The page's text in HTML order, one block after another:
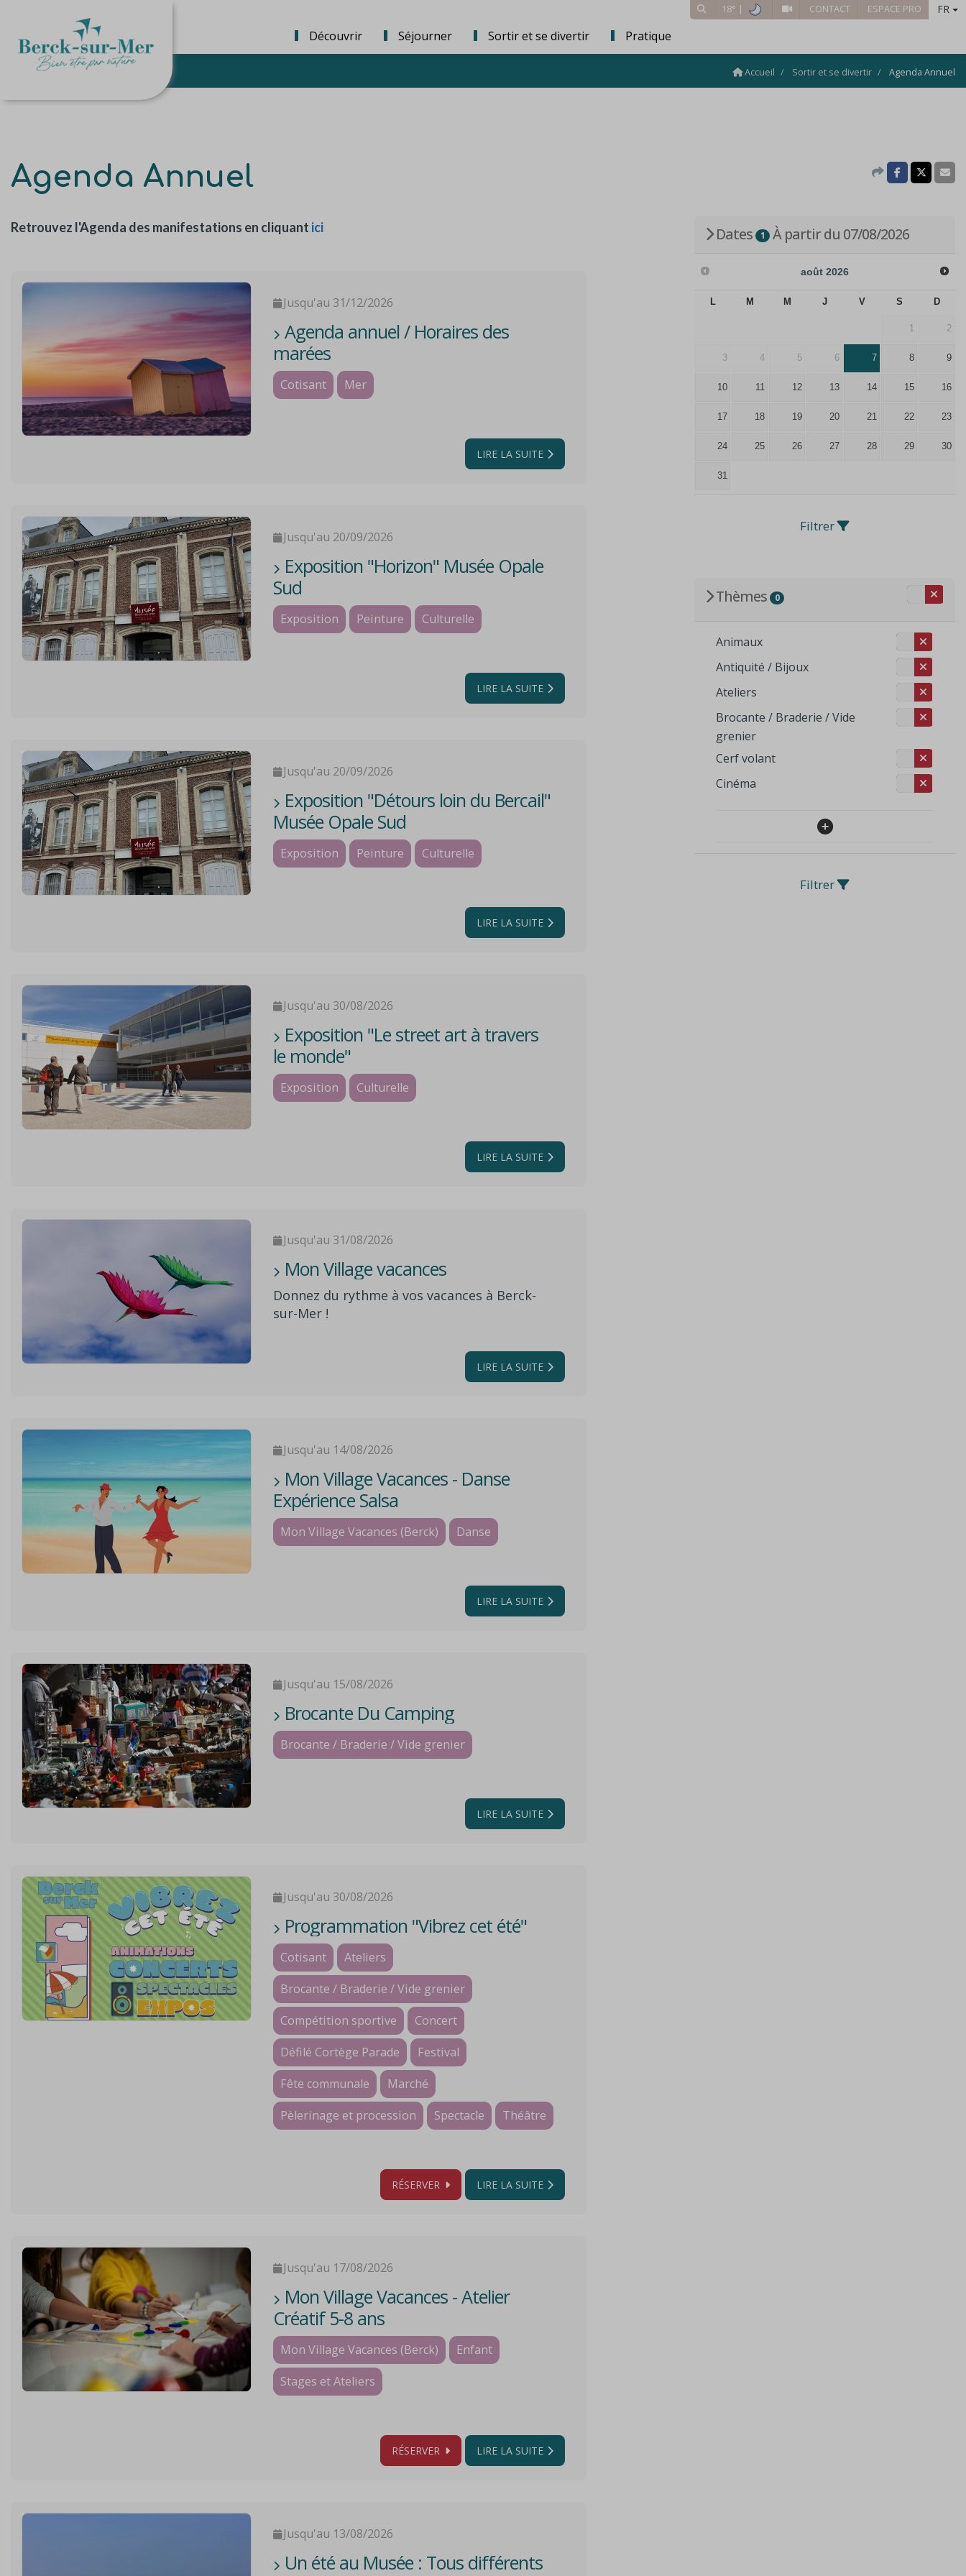
18° | CONTACT ESPACE PRO FR
Découvrir Séjourner Sortir et se divertir Pratique
Accueil Sortir et se divertir Agenda Annuel
Agenda Annuel
Retrouvez l'Agenda des manifestations en cliquant ici
Jusqu'au 31/12/2026
Agenda annuel / Horaires des
marées
Cotisant Mer
LIRE LA SUITE
Jusqu'au 20/09/2026
Exposition "Horizon" Musée Opale
Sud
Exposition Peinture Culturelle
LIRE LA SUITE
Jusqu'au 20/09/2026
Exposition "Détours loin du Bercail"
Musée Opale Sud
Exposition Peinture Culturelle
LIRE LA SUITE
Jusqu'au 30/08/2026
Exposition "Le street art à travers
le monde"
Exposition Culturelle
LIRE LA SUITE
Jusqu'au 31/08/2026
Mon Village vacances
Donnez du rythme à vos vacances à Berck-
sur-Mer !
variée de rendez-vous récréatifs, d'initiations
sportives et d'ateliers manuels adaptés à
toutes les générations pendant les vacances
LIRE LA SUITE
Jusqu'au 14/08/2026
Mon Village Vacances - Danse
Expérience Salsa
Mon Village Vacances (Berck) Danse
LIRE LA SUITE
Jusqu'au 15/08/2026
Brocante Du Camping
Brocante / Braderie / Vide grenier
LIRE LA SUITE
Jusqu'au 30/08/2026
Programmation "Vibrez cet été"
Cotisant
Ateliers
Brocante / Braderie / Vide grenier
Compétition sportive
Concert
Défilé Cortège Parade
Festival
Fête communale
Marché
Pèlerinage et procession
Spectacle Théâtre
RÉSERVER LIRE LA SUITE
Jusqu'au 17/08/2026
Mon Village Vacances - Atelier
Créatif 5-8 ans
Mon Village Vacances (Berck)
Enfant
Stages et Ateliers
RÉSERVER LIRE LA SUITE
Jusqu'au 13/08/2026
Un été au Musée : Tous différents
Dates 1 À partir du 07/08/2026
août 2026
L M M J V S D
1 2
3 4 5 6 7 8 9
10 11 12 13 14 15 16
17 18 19 20 21 22 23
24 25 26 27 28 29 30
31
Filtrer
Thèmes 0
Animaux
Antiquité / Bijoux
Ateliers
Brocante / Braderie / Vide
grenier
Cerf volant
Cinéma
Filtrer